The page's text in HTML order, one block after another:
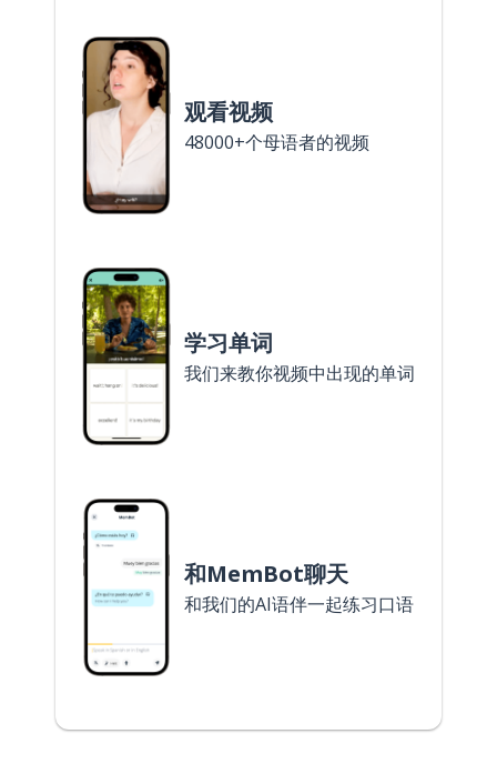
观看视频
48000+个母语者的视频
学习单词
我们来教你视频中出现的单词
和MemBot聊天
和我们的AI语伴一起练习口语